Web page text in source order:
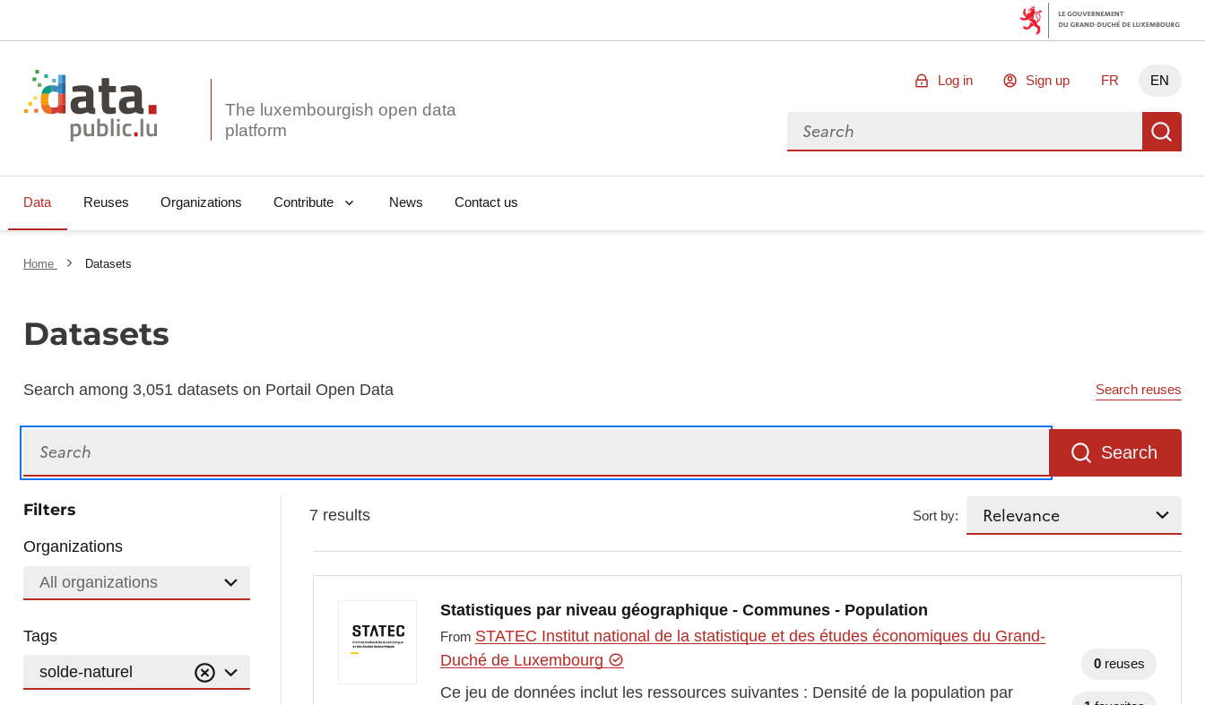
The luxembourgish open data
Log in Sign up FR EN
Search for data
Data Reuses Organizations Contribute News Contact us
Home Datasets
Datasets
Search among 3,051 datasets on Portail Open Data Search reuses
Search
Filters
Organizations
All organizations
Tags
solde-naturel
7 results Sort by:
Statistiques par niveau géographique - Communes - Population
From STATEC Institut national de la statistique et des études économiques du Grand-
Duché de Luxembourg
Ce jeu de données inclut les ressources suivantes : Densité de la population par
0 reuses